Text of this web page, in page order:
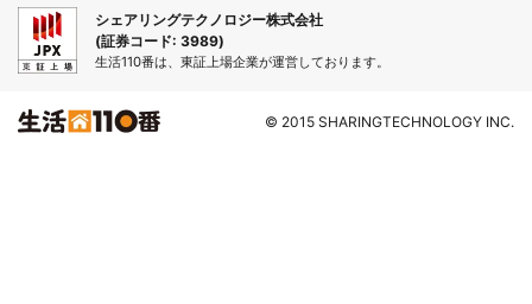
シェアリングテクノロジー株式会社
(証券コード: 3989)
生活110番は、東証上場企業が運営しております。
© 2015 SHARINGTECHNOLOGY INC.